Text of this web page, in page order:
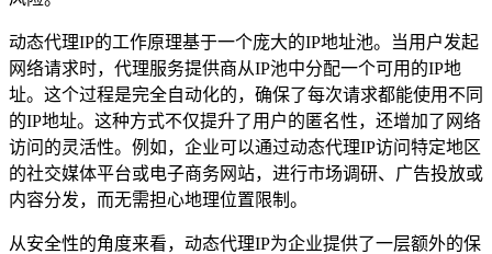
动态代理IP的工作原理基于一个庞大的IP地址池。当用户发起
网络请求时，代理服务提供商从IP池中分配一个可用的IP地
址。这个过程是完全自动化的，确保了每次请求都能使用不同
的IP地址。这种方式不仅提升了用户的匿名性，还增加了网络
访问的灵活性。例如，企业可以通过动态代理IP访问特定地区
的社交媒体平台或电子商务网站，进行市场调研、广告投放或
内容分发，而无需担心地理位置限制。
从安全性的角度来看，动态代理IP为企业提供了一层额外的保